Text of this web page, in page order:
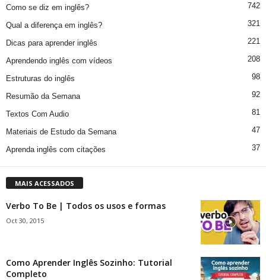
Como se diz em inglês? 742
Qual a diferença em inglês? 321
Dicas para aprender inglês 221
Aprendendo inglês com vídeos 208
Estruturas do inglês 98
Resumão da Semana 92
Textos Com Audio 81
Materiais de Estudo da Semana 47
Aprenda inglês com citações 37
MAIS ACESSADOS
Verbo To Be | Todos os usos e formas
Oct 30, 2015
Como Aprender Inglês Sozinho: Tutorial
Completo